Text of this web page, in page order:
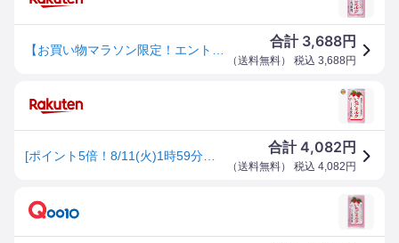
合計 3,688円
（送料無料） 税込 3,688 円
合計4,082 円
（送料無料） 税込 4,082 円